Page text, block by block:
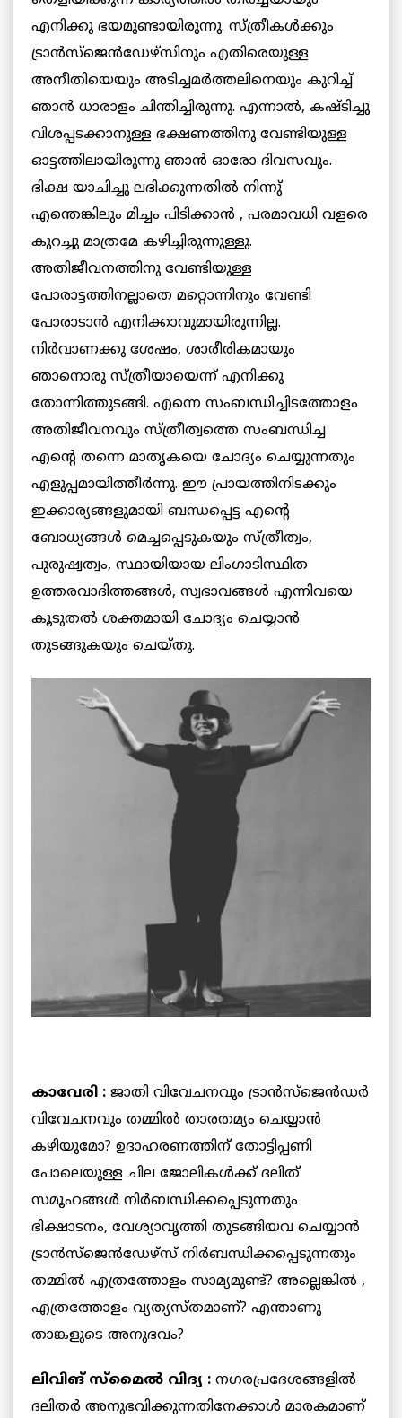
എനിക്കു ഭയമുണ്ടായിരുന്നു. സ്ത്രീകള്‍ക്കും
ട്രാന്‍സ്‌ജെന്‍ഡേഴ്‌സിനും എതിരെയുള്ള
അനീതിയെയും അടിച്ചമര്‍ത്തലിനെയും കുറിച്ച്
ഞാന്‍ ധാരാളം ചിന്തിച്ചിരുന്നു. എന്നാല്‍, കഷ്ടിച്ചു
വിശപ്പടക്കാനുള്ള ഭക്ഷണത്തിനു വേണ്ടിയുള്ള
ഓട്ടത്തിലായിരുന്നു ഞാന്‍ ഓരോ ദിവസവും.
ഭിക്ഷ യാചിച്ചു ലഭിക്കുന്നതില്‍ നിന്നു്
എന്തെങ്കിലും മിച്ചം പിടിക്കാന്‍ , പരമാവധി വളരെ
കുറച്ചു മാത്രമേ കഴിച്ചിരുന്നുള്ളു.
അതിജീവനത്തിനു വേണ്ടിയുള്ള
പോരാട്ടത്തിനല്ലാതെ മറ്റൊന്നിനും വേണ്ടി
പോരാടാന്‍ എനിക്കാവുമായിരുന്നില്ല.
നിര്‍വാണക്കു ശേഷം, ശാരീരികമായും
ഞാനൊരു സ്ത്രീയായെന്ന് എനിക്കു
തോന്നിത്തുടങ്ങി. എന്നെ സംബന്ധിച്ചിടത്തോളം
അതിജീവനവും സ്ത്രീത്വത്തെ സംബന്ധിച്ച
എന്റെ തന്നെ മാതൃകയെ ചോദ്യം ചെയ്യുന്നതും
എളുപ്പമായിത്തീര്‍ന്നു. ഈ പ്രായത്തിനിടക്കും
ഇക്കാര്യങ്ങളുമായി ബന്ധപ്പെട്ട എന്റെ
ബോധ്യങ്ങള്‍ മെച്ചപ്പെടുകയും സ്ത്രീത്വം,
പുരുഷ്വത്വം, സ്ഥായിയായ ലിംഗാടിസ്ഥിത
ഉത്തരവാദിത്തങ്ങള്‍, സ്വഭാവങ്ങള്‍ എന്നിവയെ
കൂടുതല്‍ ശക്തമായി ചോദ്യം ചെയ്യാന്‍
തുടങ്ങുകയും ചെയ്തു.
കാവേരി : ജാതി വിവേചനവും ട്രാന്‍സ്‌ജെന്‍ഡര്‍
വിവേചനവും തമ്മില്‍ താരതമ്യം ചെയ്യാന്‍
കഴിയുമോ? ഉദാഹരണത്തിന് തോട്ടിപ്പണി
പോലെയുള്ള ചില ജോലികള്‍ക്ക് ദലിത്
സമൂഹങ്ങള്‍ നിര്‍ബന്ധിക്കപ്പെടുന്നതും
ഭിക്ഷാടനം, വേശ്യാവൃത്തി തുടങ്ങിയവ ചെയ്യാന്‍
ട്രാന്‍സ്‌ജെന്‍ഡേഴ്‌സ് നിര്‍ബന്ധിക്കപ്പെടുന്നതും
തമ്മില്‍ എത്രത്തോളം സാമ്യമുണ്ട്? അല്ലെങ്കില്‍ ,
എത്രത്തോളം വ്യത്യസ്തമാണ്? എന്താണു
താങ്കളുടെ അനുഭവം?
ലിവിങ് സ്‌മൈല്‍ വിദ്യ : നഗരപ്രദേശങ്ങളില്‍
ദലിതര്‍ അനുഭവിക്കുന്നതിനേക്കാള്‍ മാരകമാണ്